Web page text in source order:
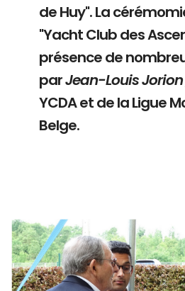
de Huy". La
"Yacht Club des
présence de
parJean-Louis Jorion
YCDA et de la Ligue
Belge.
Branding
ARMCHAIR